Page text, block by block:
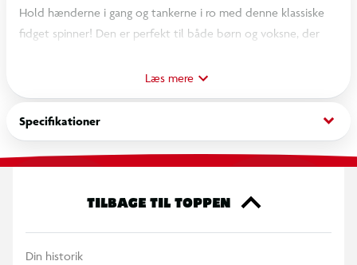
Hold hænderne i gang og tankerne i ro med denne klassiske
fidget spinner! Den er perfekt til både børn og voksne, der
Læs mere
Specifikationer keyboard_arrow_down
TILBAGE TIL TOPPEN
Din historik